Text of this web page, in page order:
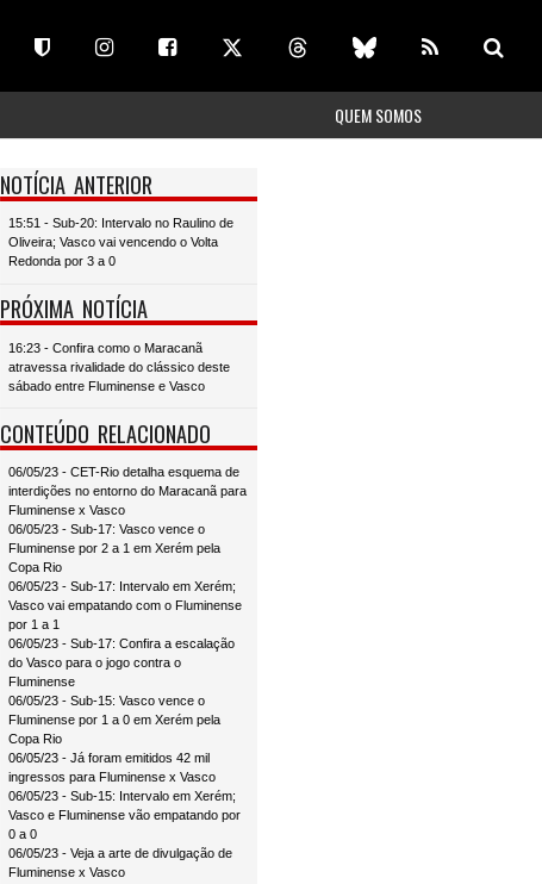
QUEM SOMOS
NOTÍCIA ANTERIOR
15:51 - Sub-20: Intervalo no Raulino de
Oliveira; Vasco vai vencendo o Volta
Redonda por 3 a 0
PRÓXIMA NOTÍCIA
16:23 - Confira como o Maracanã
atravessa rivalidade do clássico deste
sábado entre Fluminense e Vasco
CONTEÚDO RELACIONADO
06/05/23 - CET-Rio detalha esquema de
interdições no entorno do Maracanã para
Fluminense x Vasco
06/05/23 - Sub-17: Vasco vence o
Fluminense por 2 a 1 em Xerém pela
Copa Rio
06/05/23 - Sub-17: Intervalo em Xerém;
Vasco vai empatando com o Fluminense
por 1 a 1
06/05/23 - Sub-17: Confira a escalação
do Vasco para o jogo contra o
Fluminense
06/05/23 - Sub-15: Vasco vence o
Fluminense por 1 a 0 em Xerém pela
Copa Rio
06/05/23 - Já foram emitidos 42 mil
ingressos para Fluminense x Vasco
06/05/23 - Sub-15: Intervalo em Xerém;
Vasco e Fluminense vão empatando por
0 a 0
06/05/23 - Veja a arte de divulgação de
Fluminense x Vasco